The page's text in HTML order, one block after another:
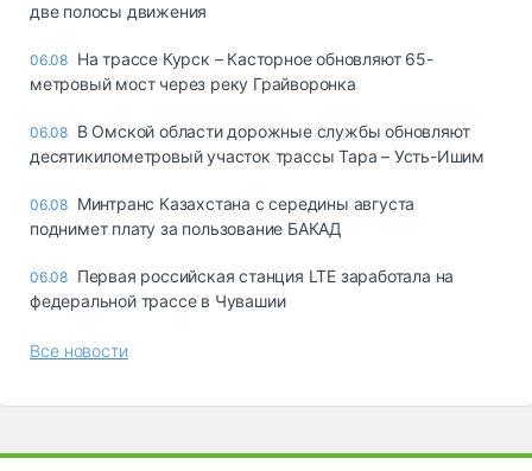
две полосы движения
06.08 На трассе Курск – Касторное обновляют 65-
метровый мост через реку Грайворонка
06.08 В Омской области дорожные службы обновляют
десятикилометровый участок трассы Тара – Усть-Ишим
06.08 Минтранс Казахстана с середины августа
поднимет плату за пользование БАКАД
06.08 Первая российская станция LTE заработала на
федеральной трассе в Чувашии
Все новости